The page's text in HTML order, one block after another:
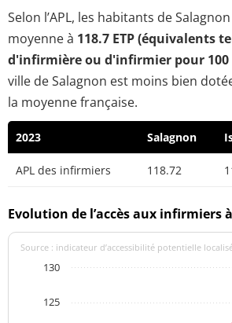
Selon l’APL, les habitants de
moyenne à 118.7 ETP (équivalents
d'infirmière ou d'infirmier pour
ville de Salagnon est moins bien
la moyenne française.
2023 Salagnon
APL des infirmiers 118.72
Evolution de l’accès aux infirmiers
Source : indicateur d’accessibilité potentielle
125
130